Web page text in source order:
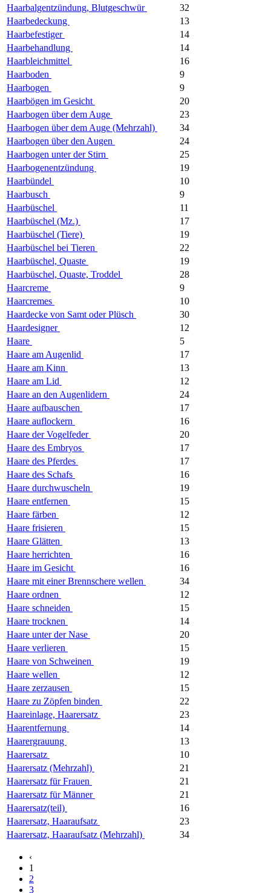
Haarbalgentzündung, Blutgeschwür
32
Haarbedeckung
13
Haarbefestiger
14
Haarbehandlung
14
Haarbleichmittel
16
Haarboden
9
Haarbogen
9
Haarbögen im Gesicht
20
Haarbogen über dem Auge
23
Haarbogen über dem Auge (Mehrzahl)
34
Haarbogen über den Augen
24
Haarbogen unter der Stirn
25
Haarbogenentzündung
19
Haarbündel
10
Haarbusch
9
Haarbüschel
11
Haarbüschel (Mz.)
17
Haarbüschel (Tiere)
19
Haarbüschel bei Tieren
22
Haarbüschel, Quaste
19
Haarbüschel, Quaste, Troddel
28
Haarcreme
9
Haarcremes
10
Haardecke von Samt oder Plüsch
30
Haardesigner
12
Haare
5
Haare am Augenlid
17
Haare am Kinn
13
Haare am Lid
12
Haare an den Augenlidern
24
Haare aufbauschen
17
Haare auflockern
16
Haare der Vogelfeder
20
Haare des Embryos
17
Haare des Pferdes
17
Haare des Schafs
16
Haare durchwuscheln
19
Haare entfernen
15
Haare färben
12
Haare frisieren
15
Haare Glätten
13
Haare herrichten
16
Haare im Gesicht
16
Haare mit einer Brennschere wellen
34
Haare ordnen
12
Haare schneiden
15
Haare trocknen
14
Haare unter der Nase
20
Haare verlieren
15
Haare von Schweinen
19
Haare wellen
12
Haare zerzausen
15
Haare zu Zöpfen binden
22
Haareinlage, Haarersatz
23
Haarentfernung
14
Haarergrauung
13
Haarersatz
10
Haarersatz (Mehrzahl)
21
Haarersatz für Frauen
21
Haarersatz für Männer
21
Haarersatz(teil)
16
Haarersatz, Haaraufsatz
23
Haarersatz, Haaraufsatz (Mehrzahl)
34
‹
1
2
3